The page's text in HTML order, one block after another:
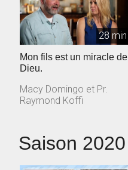
28 min
Mon fils est un miracle de
Dieu.
Macy Domingo et Pr.
Raymond Koffi
Saison 2020